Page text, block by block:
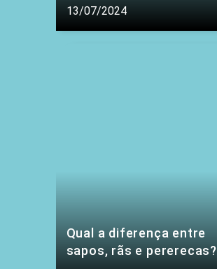
13/07/2024
Qual a diferença entre
sapos, rãs e pererecas?